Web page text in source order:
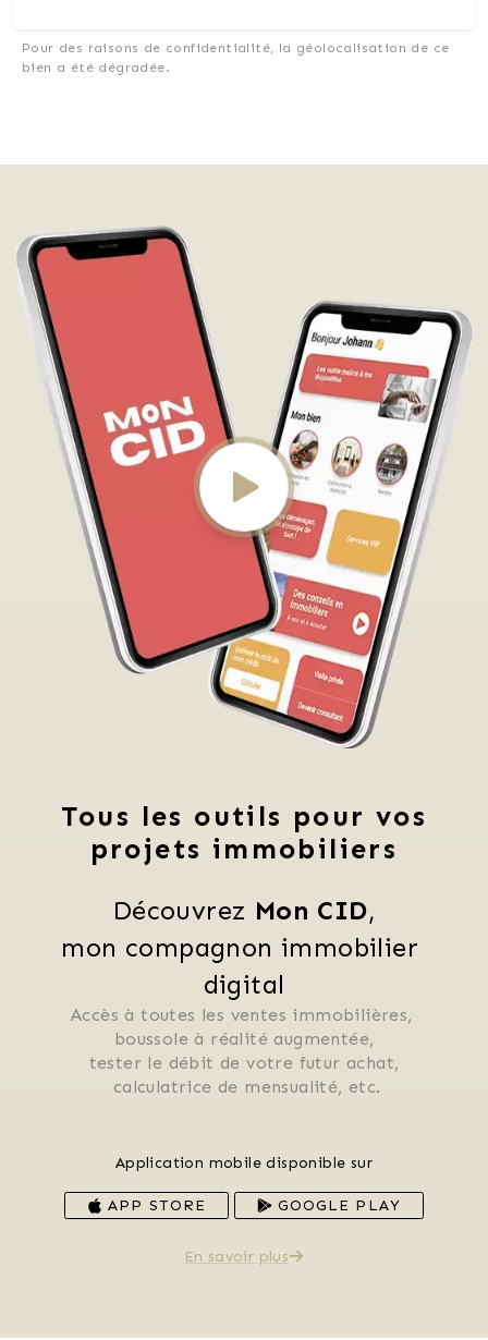
Pour des raisons de confidentialité, la géolocalisation de ce
bien a été dégradée.
Tous les outils pour vos
projets immobiliers
Découvrez Mon CID,
mon compagnon immobilier
digital
Accès à toutes les ventes immobilières,
boussole à réalité augmentée,
tester le débit de votre futur achat,
calculatrice de mensualité, etc.
Application mobile disponible sur
APP STORE GOOGLE PLAY
En savoir plus